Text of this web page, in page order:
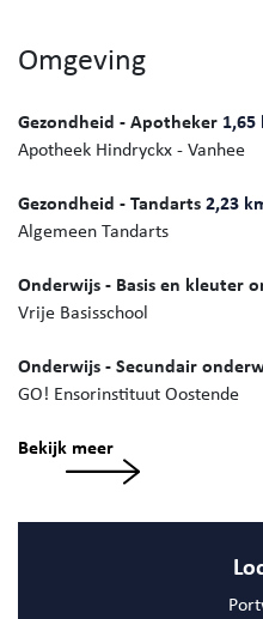
Omgeving
Gezondheid - Apotheker 1,65
Apotheek Hindryckx - Vanhee
Gezondheid - Tandarts2,23
Algemeen Tandarts
Onderwijs - Basis en kleuter
Vrije Basisschool
Onderwijs - Secundair
GO! Ensorinstituut Oostende
Bekijk meer